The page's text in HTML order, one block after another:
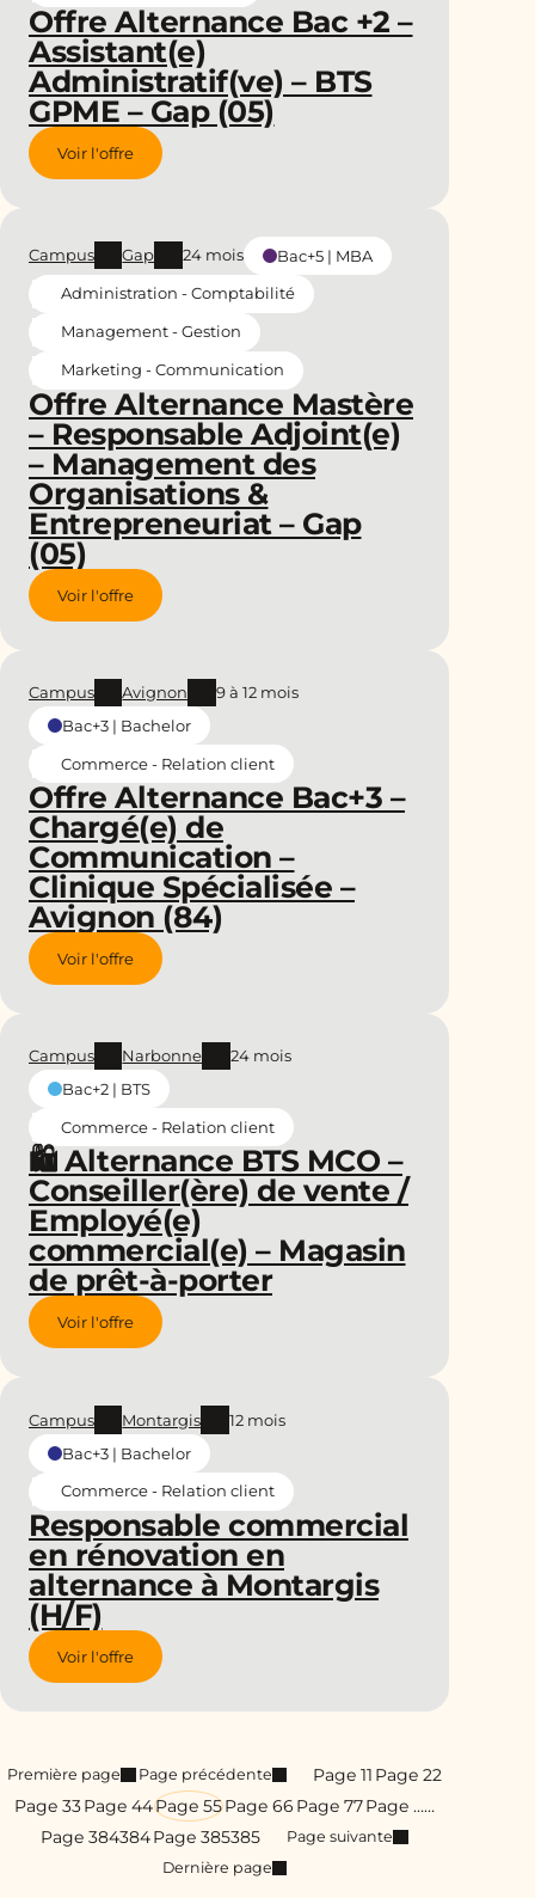
Offre Alternance Bac +2 –
Assistant(e)
Administratif(ve) – BTS
GPME – Gap (05)
Voir l'offre
Offre Alternance Mastère
– Responsable Adjoint(e)
– Management des
Organisations &
Entrepreneuriat – Gap
(05)
Campus Gap 24 mois
Bac+5 | MBA
Administration - Comptabilité
Management - Gestion
Marketing - Communication
Voir l'offre
Offre Alternance Bac+3 –
Chargé(e) de
Communication –
Clinique Spécialisée –
Avignon (84)
Campus Avignon
9 à 12 mois
Bac+3 | Bachelor
Commerce - Relation client
Voir l'offre
🛍️ Alternance BTS MCO –
Conseiller(ère) de vente /
Employé(e)
commercial(e) – Magasin
de prêt-à-porter
Campus Narbonne
24 mois
Bac+2 | BTS
Commerce - Relation client
Voir l'offre
Responsable commercial
en rénovation en
alternance à Montargis
(H/F)
Campus Montargis
12 mois
Bac+3 | Bachelor
Commerce - Relation client
Voir l'offre
Première page Page précédente Page 11 Page 22
Page 33Page 44Page 55Page 66 Page 77Page ……
Page 384384Page 385385
Page suivante
Dernière page